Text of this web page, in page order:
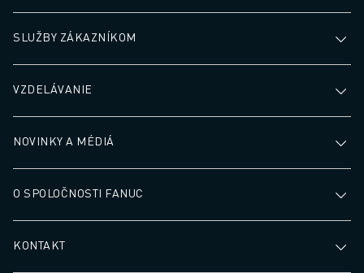
SLUŽBY ZÁKAZNÍKOM
VZDELÁVANIE
NOVINKY A MÉDIÁ
O SPOLOČNOSTI FANUC
KONTAKT